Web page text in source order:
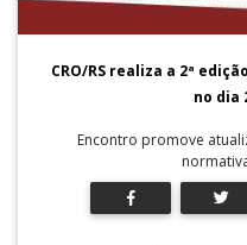
CRO/RS realiza a 2ª
no dia
Encontro promove